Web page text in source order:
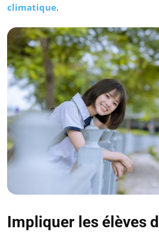
climatique.
Impliquer les élèves